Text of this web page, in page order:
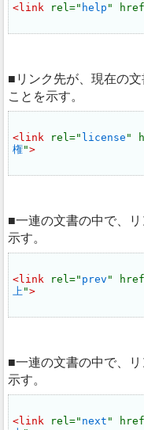
<link rel=" help "
リンク先が、現在の
ことを示す。
<link rel=" license "
権">
一連の文書の中で、
示す。
<link rel=" prev "
上 ">
一連の文書の中で、
示す。
<link rel=" next "